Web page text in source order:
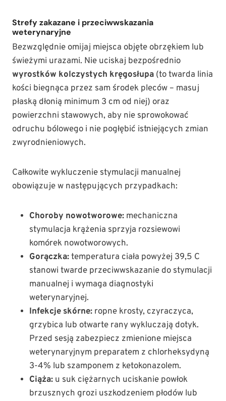
Strefy zakazane i przeciwwskazania
weterynaryjne
Bezwzględnie omijaj miejsca objęte obrzękiem lub
świeżymi urazami. Nie uciskaj bezpośrednio
wyrostków kolczystych kręgosłupa (to twarda linia
kości biegnąca przez sam środek pleców – masuj
płaską dłonią minimum 3 cm od niej) oraz
powierzchni stawowych, aby nie sprowokować
odruchu bólowego i nie pogłębić istniejących zmian
zwyrodnieniowych.
Całkowite wykluczenie stymulacji manualnej
obowiązuje w następujących przypadkach:
Choroby nowotworowe: mechaniczna
stymulacja krążenia sprzyja rozsiewowi
komórek nowotworowych.
Gorączka:temperatura ciała powyżej 39,5 C
stanowi twarde przeciwwskazanie do stymulacji
manualnej i wymaga diagnostyki
weterynaryjnej.
Infekcje skórne: ropne krosty, czyraczyca,
grzybica lub otwarte rany wykluczają dotyk.
Przed sesją zabezpiecz zmienione miejsca
weterynaryjnym preparatem z chlorheksydyną
3-4% lub szamponem z ketokonazolem.
Ciąża: u suk ciężarnych uciskanie powłok
brzusznych grozi uszkodzeniem płodów lub